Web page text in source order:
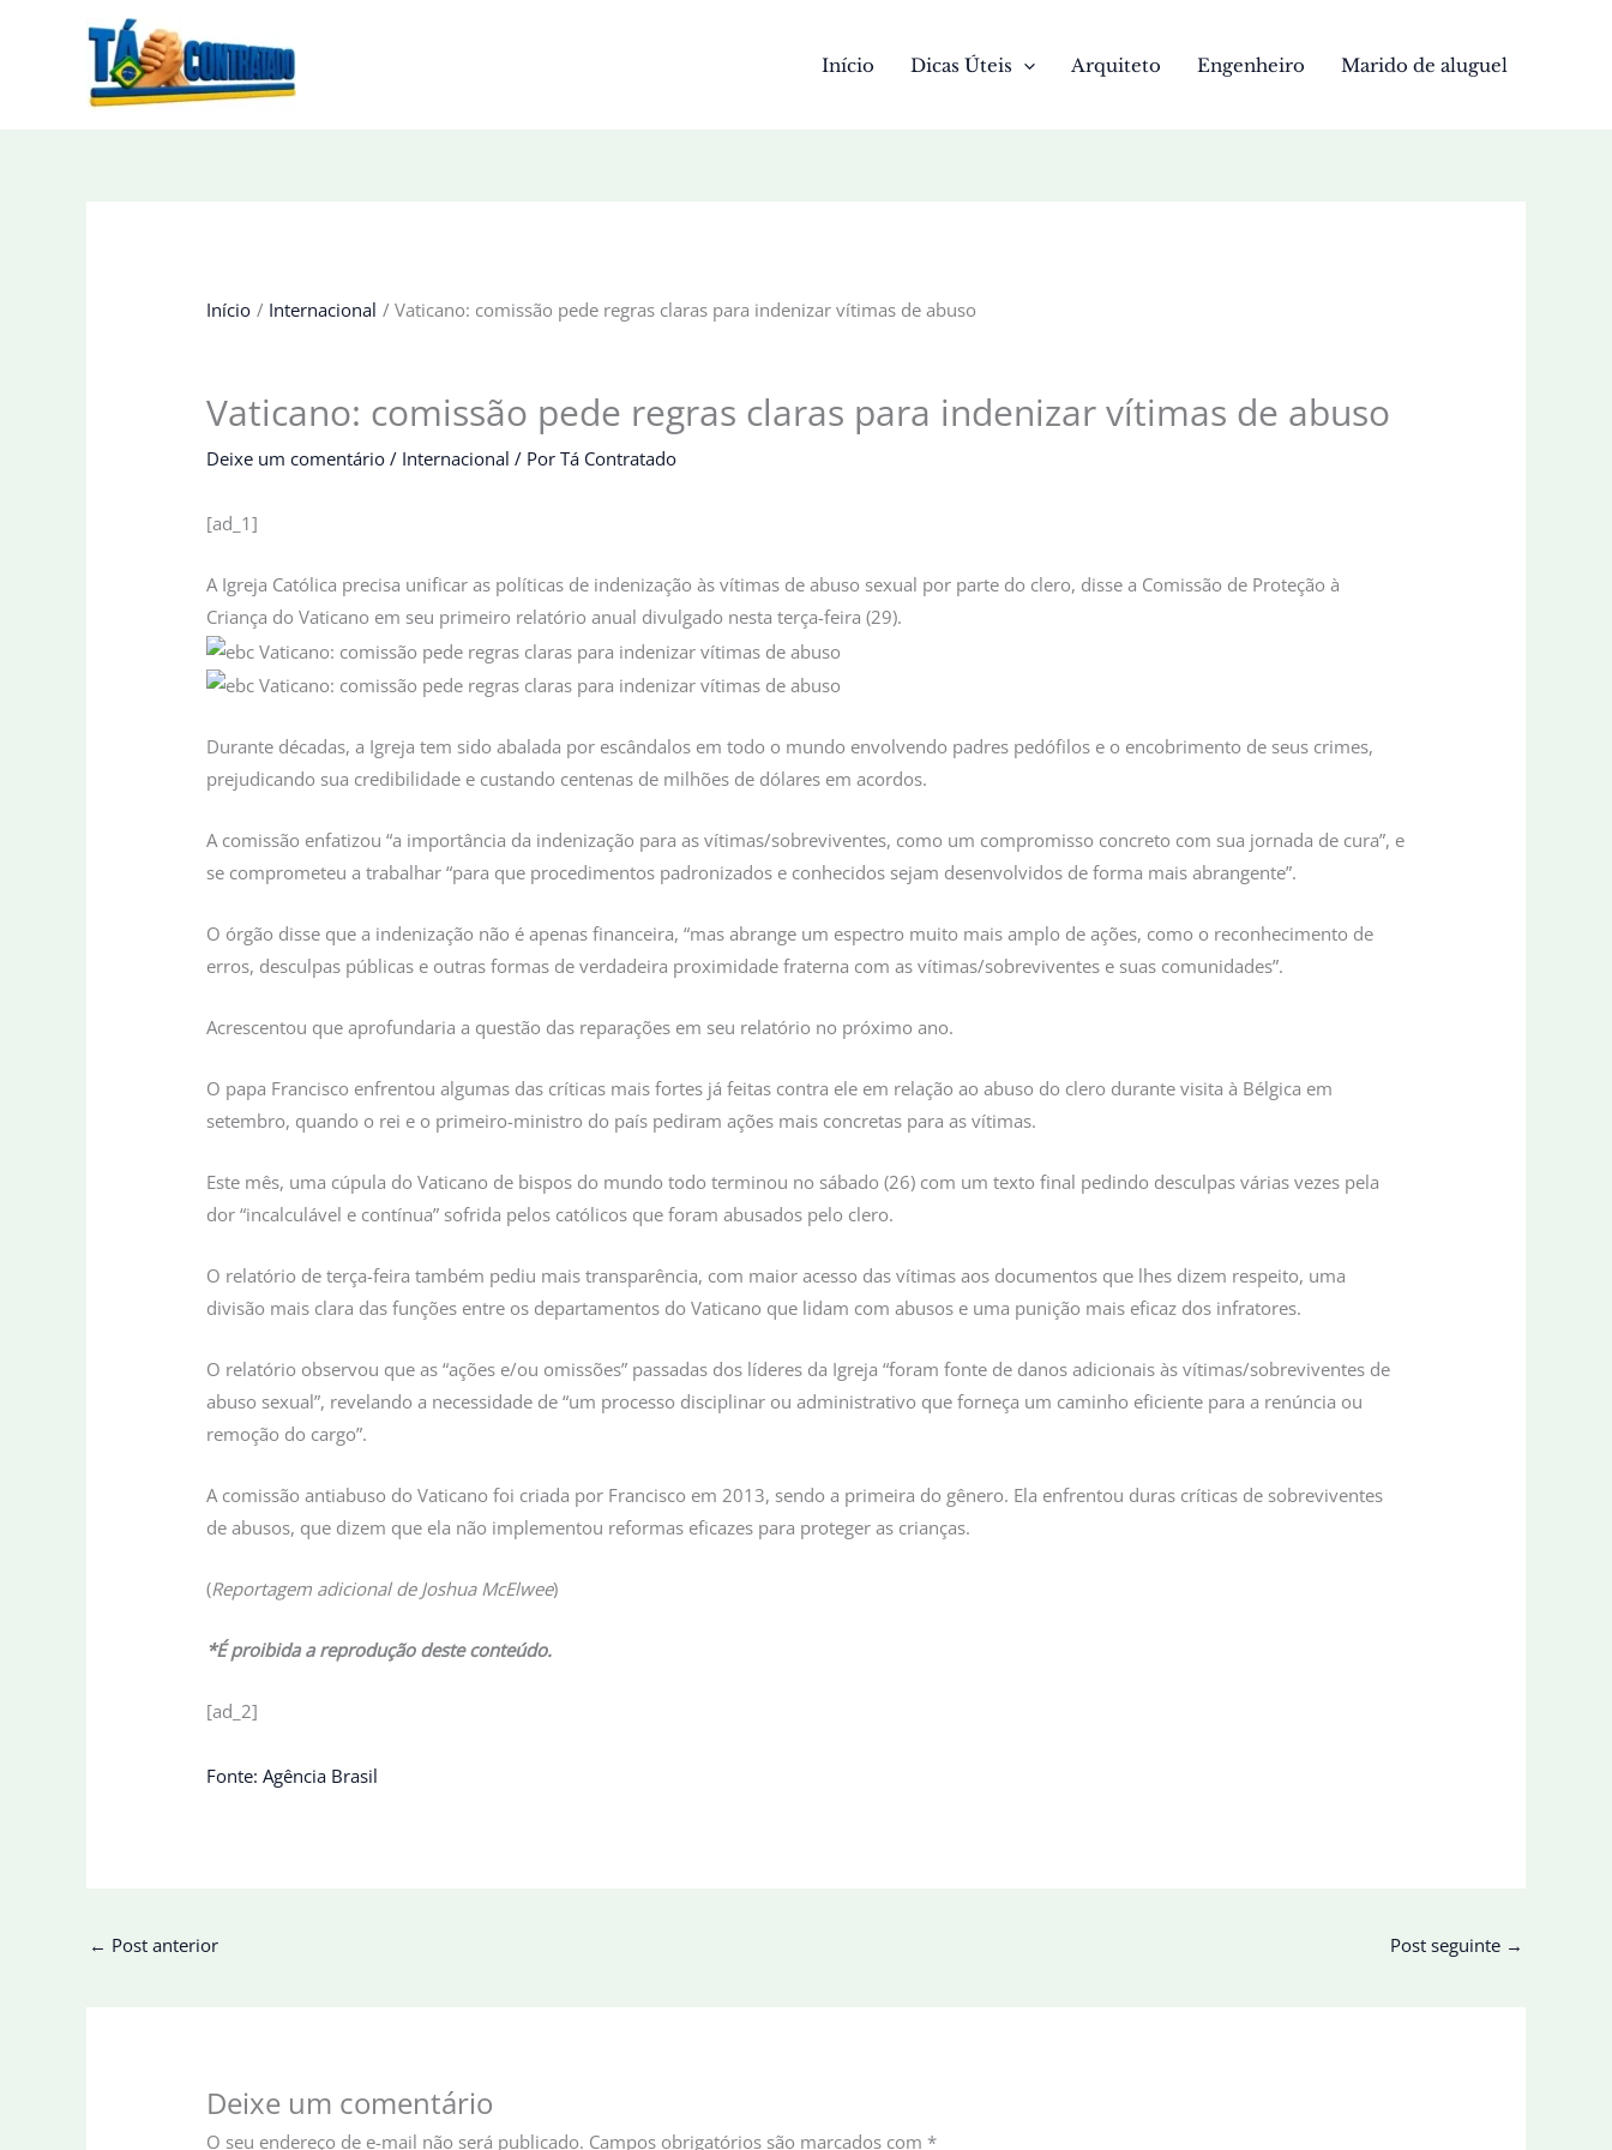
Início Dicas Úteis Arquiteto Engenheiro Marido de aluguel
Início Internacional Vaticano: comissão pede regras claras para indenizar vítimas de abuso
Vaticano: comissão pede regras claras para indenizar vítimas de abuso
Deixe um comentário / Internacional / PorTá Contratado
[ad_1]
A Igreja Católica precisa unificar as políticas de indenização às vítimas de abuso sexual por parte do clero, disse a Comissão de Proteção à
Criança do Vaticano em seu primeiro relatório anual divulgado nesta terça-feira (29).
Durante décadas, a Igreja tem sido abalada por escândalos em todo o mundo envolvendo padres pedófilos e o encobrimento de seus crimes,
prejudicando sua credibilidade e custando centenas de milhões de dólares em acordos.
A comissão enfatizou “a importância da indenização para as vítimas/sobreviventes, como um compromisso concreto com sua jornada de cura”, e
se comprometeu a trabalhar “para que procedimentos padronizados e conhecidos sejam desenvolvidos de forma mais abrangente”.
O órgão disse que a indenização não é apenas financeira, “mas abrange um espectro muito mais amplo de ações, como o reconhecimento de
erros, desculpas públicas e outras formas de verdadeira proximidade fraterna com as vítimas/sobreviventes e suas comunidades”.
Acrescentou que aprofundaria a questão das reparações em seu relatório no próximo ano.
O papa Francisco enfrentou algumas das críticas mais fortes já feitas contra ele em relação ao abuso do clero durante visita à Bélgica em
setembro, quando o rei e o primeiro-ministro do país pediram ações mais concretas para as vítimas.
Este mês, uma cúpula do Vaticano de bispos do mundo todo terminou no sábado (26) com um texto final pedindo desculpas várias vezes pela
dor “incalculável e contínua” sofrida pelos católicos que foram abusados pelo clero.
O relatório de terça-feira também pediu mais transparência, com maior acesso das vítimas aos documentos que lhes dizem respeito, uma
divisão mais clara das funções entre os departamentos do Vaticano que lidam com abusos e uma punição mais eficaz dos infratores.
O relatório observou que as “ações e/ou omissões” passadas dos líderes da Igreja “foram fonte de danos adicionais às vítimas/sobreviventes de
abuso sexual”, revelando a necessidade de “um processo disciplinar ou administrativo que forneça um caminho eficiente para a renúncia ou
remoção do cargo”.
A comissão antiabuso do Vaticano foi criada por Francisco em 2013, sendo a primeira do gênero. Ela enfrentou duras críticas de sobreviventes
de abusos, que dizem que ela não implementou reformas eficazes para proteger as crianças.
(Reportagem adicional de Joshua McElwee)
*É proibida a reprodução deste conteúdo.
[ad_2]
Fonte: Agência Brasil
← Post anterior Post seguinte →
Deixe um comentário
O seu endereço de e-mail não será publicado. Campos obrigatórios são marcados com *